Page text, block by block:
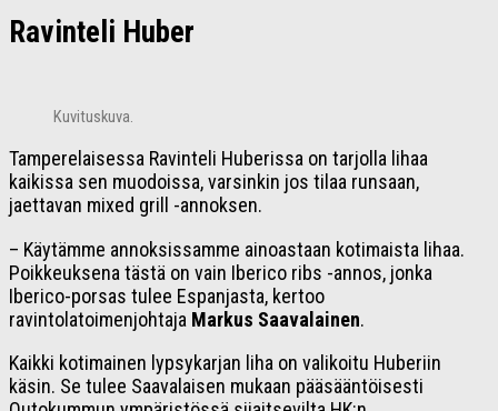
Ravinteli Huber
Kuvituskuva.
Tamperelaisessa Ravinteli Huberissa on tarjolla lihaa
kaikissa sen muodoissa, varsinkin jos tilaa runsaan,
jaettavan mixed grill -annoksen.
– Käytämme annoksissamme ainoastaan kotimaista lihaa.
Poikkeuksena tästä on vain Iberico ribs -annos, jonka
Iberico-porsas tulee Espanjasta, kertoo
ravintolatoimenjohtaja Markus Saavalainen.
Kaikki kotimainen lypsykarjan liha on valikoitu Huberiin
käsin. Se tulee Saavalaisen mukaan pääsääntöisesti